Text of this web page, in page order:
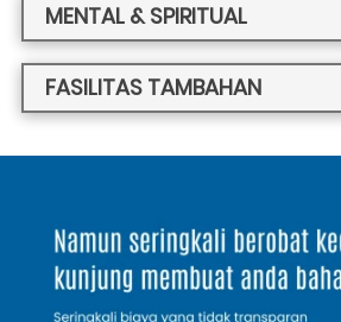
MENTAL & SPIRITUAL
FASILITAS TAMBAHAN